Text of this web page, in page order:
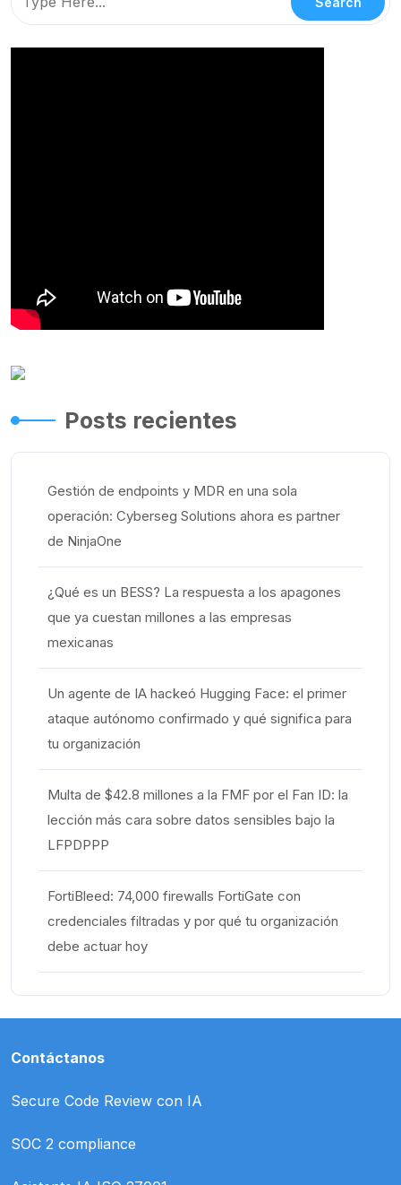
Posts recientes
Gestión de endpoints y MDR en una sola
operación: Cyberseg Solutions ahora es partner
de NinjaOne
¿Qué es un BESS? La respuesta a los apagones
que ya cuestan millones a las empresas
mexicanas
Un agente de IA hackeó Hugging Face: el primer
ataque autónomo confirmado y qué significa para
tu organización
Multa de $42.8 millones a la FMF por el Fan ID: la
lección más cara sobre datos sensibles bajo la
LFPDPPP
FortiBleed: 74,000 firewalls FortiGate con
credenciales filtradas y por qué tu organización
debe actuar hoy
Contáctanos
Secure Code Review con IA
SOC 2 compliance